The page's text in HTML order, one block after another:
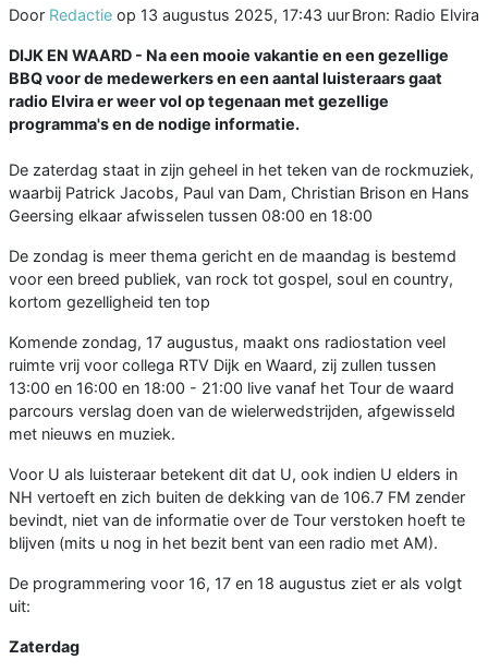
Door Redactie op 13 augustus 2025, 17:43 uurBron: Radio Elvira
DIJK EN WAARD - Na een mooie vakantie en een gezellige
BBQ voor de medewerkers en een aantal luisteraars gaat
radio Elvira er weer vol op tegenaan met gezellige
programma's en de nodige informatie.
De zaterdag staat in zijn geheel in het teken van de rockmuziek,
waarbij Patrick Jacobs, Paul van Dam, Christian Brison en Hans
Geersing elkaar afwisselen tussen 08:00 en 18:00
De zondag is meer thema gericht en de maandag is bestemd
voor een breed publiek, van rock tot gospel, soul en country,
kortom gezelligheid ten top
Komende zondag, 17 augustus, maakt ons radiostation veel
ruimte vrij voor collega RTV Dijk en Waard, zij zullen tussen
13:00 en 16:00 en 18:00 - 21:00 live vanaf het Tour de waard
parcours verslag doen van de wielerwedstrijden, afgewisseld
met nieuws en muziek.
Voor U als luisteraar betekent dit dat U, ook indien U elders in
NH vertoeft en zich buiten de dekking van de 106.7 FM zender
bevindt, niet van de informatie over de Tour verstoken hoeft te
blijven (mits u nog in het bezit bent van een radio met AM).
De programmering voor 16, 17 en 18 augustus ziet er als volgt
uit:
Zaterdag